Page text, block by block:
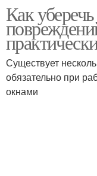
Как
Существует
обязательно при
окнами